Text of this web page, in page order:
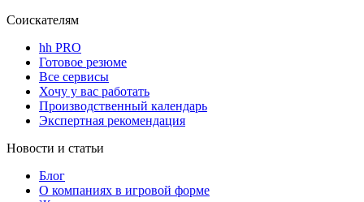
Соискателям
hh PRO
Готовое резюме
Все сервисы
Хочу у вас работать
Производственный календарь
Экспертная рекомендация
Новости и статьи
Блог
О компаниях в игровой форме